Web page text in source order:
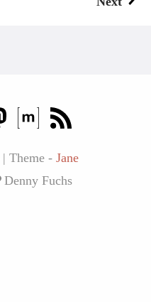
| Theme - Jane
Denny Fuchs